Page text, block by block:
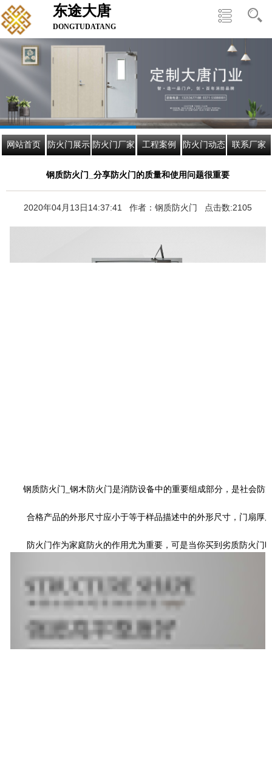
东途大唐
DONGTUDATANG
网站首页 防火门展示 防火门厂家 工程案例 防火门动态 联系厂家
钢质防火门_分享防火门的质量和使用问题很重要
2020年04月13日14:37:41 作者：钢质防火门 点击数:2105
钢质防火门 _钢木防火门是消防设备中的重要组成部分，是社会
合格产品的外形尺寸应小于等于样品描述中的外形尺寸，门扇厚度
防火门作为家庭防火的作用尤为重要，可是当你买到劣质防火门时